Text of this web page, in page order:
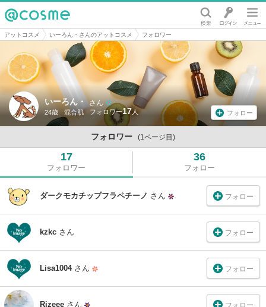
@cosme
アットコスメ いーろん・さんのアットコスメ フォロワー
いーろん・ さん
24歳 混合肌 17 フォロー
フォロワー (1ページ目)
17
フォロワー
36
フォロー
ダークモカチップフラペチーノ さん フォロー
kzkc さん フォロー
Lisa1004 さん フォロー
Rizeee さん フォロー